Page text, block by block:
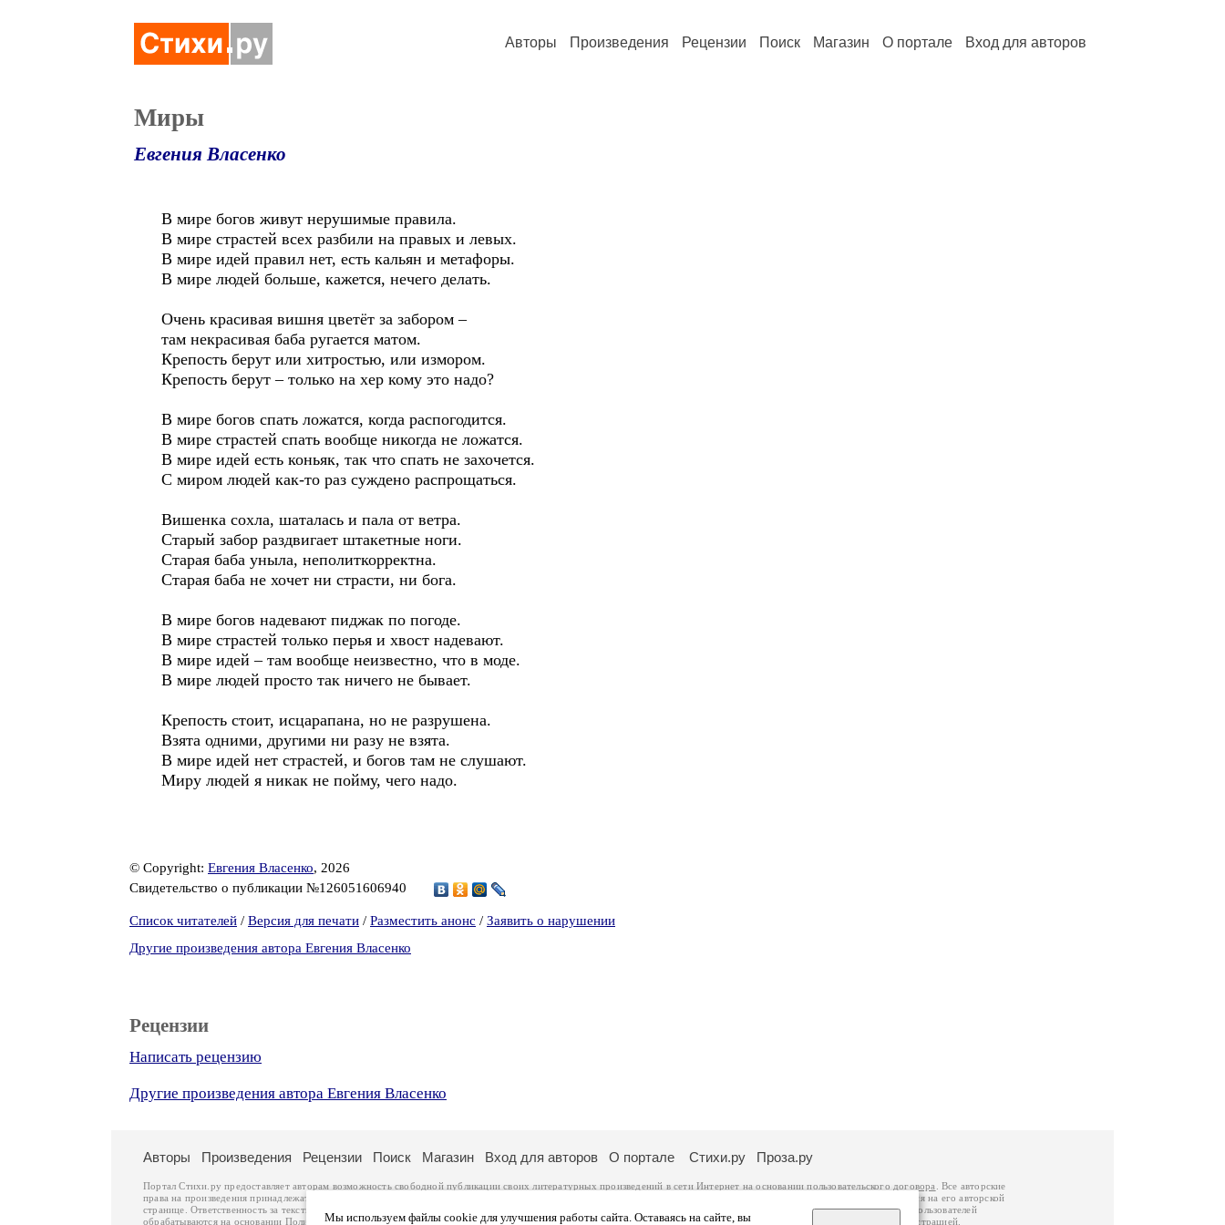
Авторы Произведения Рецензии Поиск Магазин О портале Вход для авторов
Миры
Евгения Власенко
В мире богов живут нерушимые правила.
В мире страстей всех разбили на правых и левых.
В мире идей правил нет, есть кальян и метафоры.
В мире людей больше, кажется, нечего делать.
Очень красивая вишня цветёт за забором –
там некрасивая баба ругается матом.
Крепость берут или хитростью, или измором.
Крепость берут – только на хер кому это надо?
В мире богов спать ложатся, когда распогодится.
В мире страстей спать вообще никогда не ложатся.
В мире идей есть коньяк, так что спать не захочется.
С миром людей как-то раз суждено распрощаться.
Вишенка сохла, шаталась и пала от ветра.
Старый забор раздвигает штакетные ноги.
Старая баба уныла, неполиткорректна.
Старая баба не хочет ни страсти, ни бога.
В мире богов надевают пиджак по погоде.
В мире страстей только перья и хвост надевают.
В мире идей – там вообще неизвестно, что в моде.
В мире людей просто так ничего не бывает.
Крепость стоит, исцарапана, но не разрушена.
Взята одними, другими ни разу не взята.
В мире идей нет страстей, и богов там не слушают.
Миру людей я никак не пойму, чего надо.
© Copyright: Евгения Власенко, 2026
Свидетельство о публикации №126051606940
Список читателей / Версия для печати / Разместить анонс / Заявить о нарушении
Другие произведения автора Евгения Власенко
Рецензии
Написать рецензию
Другие произведения автора Евгения Власенко
Мы используем файлы cookie для улучшения работы сайта. Оставаясь на сайте, вы
Авторы Произведения Рецензии Поиск Магазин Вход для авторов О портале Стихи.ру Проза.ру
Портал Стихи.ру предоставляет авторам возможность свободной публикации своих литературных произведений в сети Интернет на основаниипользовательского договора
. Все авторские
права на произведения принадлежат авторам и охраняются
. Перепечатка произведений возможна только с согласия его автора, к которому вы можете обратиться на его авторской
странице. Ответственность за тексты произведений авторы несут самостоятельно на основании
законодательства Российской Федерации. Данные пользователей
обрабатываются на основании Политики обработки персональных данных. Вы также можете посмотреть более подробнуюинформацию о портале связаться с администрацией